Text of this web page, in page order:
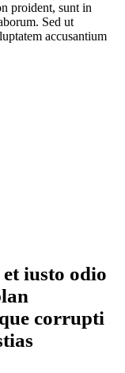
proident, sunt in
Sed ut
accusantium
et iusto odio
corrupti